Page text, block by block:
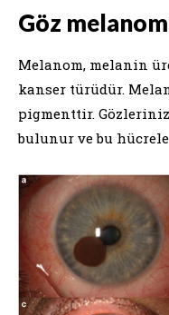
Göz
Melanom, melanin
kanser türüdür.
pigmenttir.
bulunur ve bu